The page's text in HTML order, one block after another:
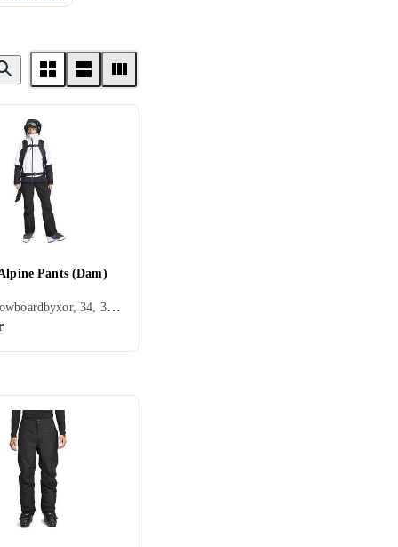
Pants (Dam)
Dam, Snowboardbyxor, 34, 36, 38, 40, 42, 44, Svart, Grå, Beige, Khaki